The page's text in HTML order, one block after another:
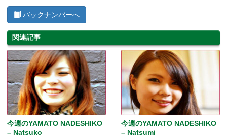
バックナンバーへ
関連記事
今週のYAMATO NADESHIKO
– Natsuko
今週のYAMATO NADESHIKO
– Natsumi